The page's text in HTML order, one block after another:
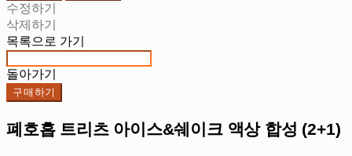
수정하기
삭제하기
목록으로 가기
돌아가기
구매하기
폐호흡 트리츠 아이스&쉐이크 액상 합성 (2+1)